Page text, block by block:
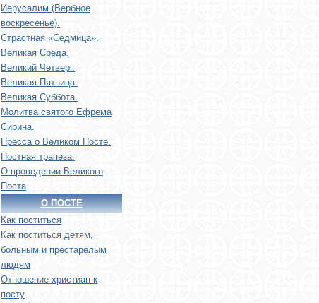
Иерусалим (Вербное
воскресенье).
Страстная «Седмица».
Великая Среда.
Великий Четверг.
Великая Пятница.
Великая Суббота.
Молитва святого Ефрема
Сирина.
Пресса о Великом Посте.
Постная трапеза.
О проведении Великого
Поста
О ПОСТЕ
Как поститься
Как поститься детям,
больным и престарелым
людям
Отношение христиан к
посту